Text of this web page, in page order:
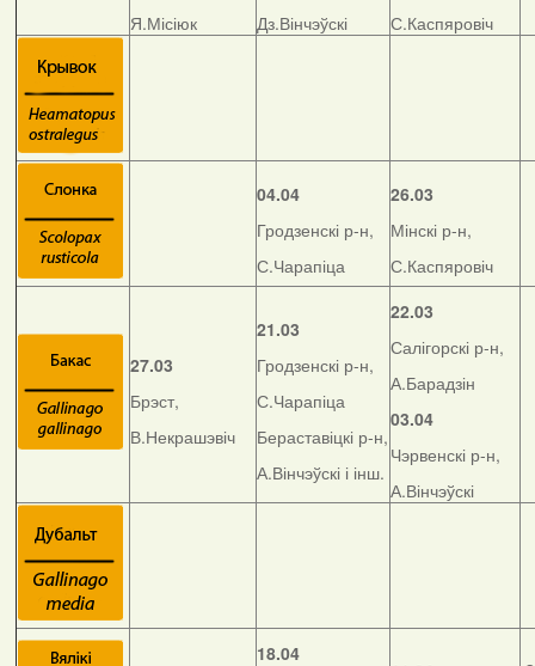
Я.Місіюк
Дз.Вінчэўскі
С.Каспяровіч
04.04
Гродзенскі р-н,
С.Чарапіца
26.03
Мінскі р-н,
С.Каспяровіч
27.03
Брэст,
В.Некрашэвіч
21.03
Гродзенскі р-н,
С.Чарапіца
Бераставіцкі р-н,
А.Вінчэўскі і інш.
22.03
Салігорскі р-н,
А.Барадзін
03.04
Чэрвенскі р-н,
А.Вінчэўскі
18.04